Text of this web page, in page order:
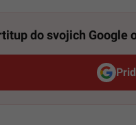
do svojich Google